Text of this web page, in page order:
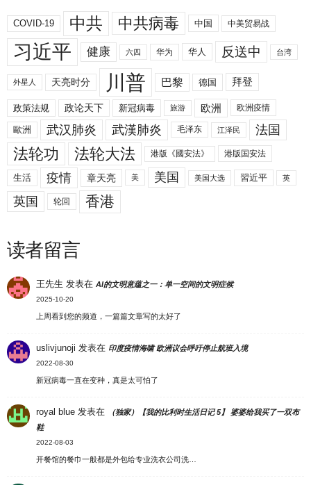
COVID-19 中共 中共病毒 中国 中美贸易战
习近平 健康 六四 华为 华人 反送中 台湾
外星人 天亮时分 川普 巴黎 德国 拜登
政策法规 政论天下 新冠病毒 旅游 欧洲 欧洲疫情
歐洲 武汉肺炎 武漢肺炎 毛泽东 江泽民 法国
法轮功 法轮大法 港版《國安法》 港版国安法
生活 疫情 章天亮 美 美国 美国大选 習近平 英
英国 轮回 香港
读者留言
王先生 发表在AI的文明意蕴之一：单一空间的文明症候
2025-10-20
上周看到您的频道，一篇篇文章写的太好了
uslivjunoji 发表在 印度疫情海啸 欧洲议会呼吁停止航班入境
2022-08-30
新冠病毒一直在变种，真是太可怕了
royal blue 发表在
（独家）【我的比利时生活日记 5】 婆婆给我买了一双布
鞋
2022-08-03
开餐馆的餐巾一般都是外包给专业洗衣公司洗…